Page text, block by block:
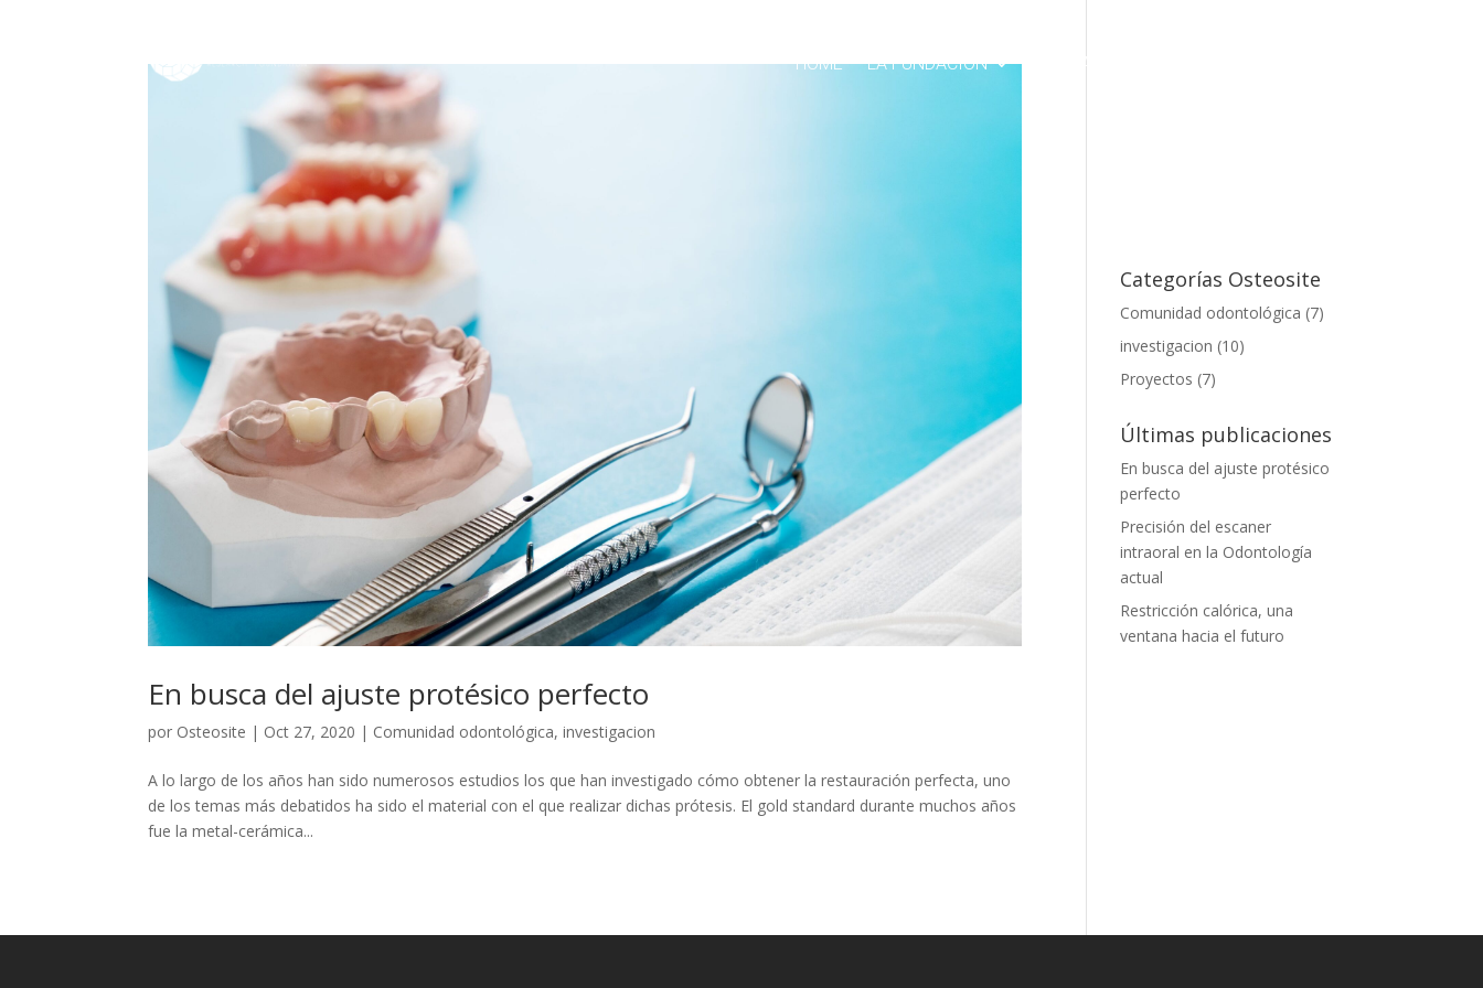
HOME LA FUNDACIÓN FORMACIÓN
En busca del ajuste protésico perfecto
por Osteosite | Oct 27, 2020 | Comunidad odontológica,investigacion
A lo largo de los años han sido numerosos estudios los que han investigado cómo obtener la restauración perfecta, uno
de los temas más debatidos ha sido el material con el que realizar dichas prótesis. El gold standard durante muchos años
fue la metal-cerámica...
Categorías Osteosite
Comunidad odontológica (7)
investigacion (10)
Proyectos (7)
Últimas publicaciones
En busca del ajuste protésico
perfecto
Precisión del escaner
intraoral en la Odontología
actual
Restricción calórica, una
ventana hacia el futuro